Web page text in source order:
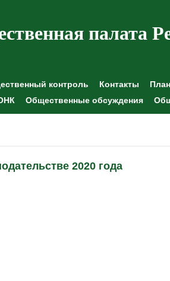
палата
контроль Контакты План
Общественные обсуждения
2020 года